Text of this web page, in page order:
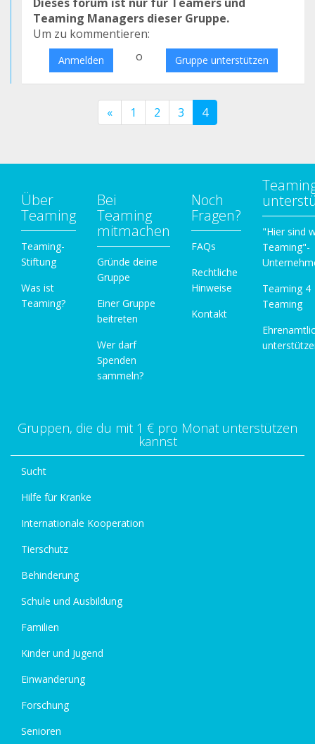
Teaming Managers dieser Gruppe.
Um zu kommentieren:
Anmelden o Gruppe unterstützen
« 1 2 3 4
Über
Teaming
Teaming-
Stiftung
Was ist
Teaming?
Bei
Teaming
mitmachen
Gründe deine
Gruppe
Einer Gruppe
beitreten
Wer darf
Spenden
sammeln?
Noch
Fragen?
FAQs
Rechtliche
Hinweise
Kontakt
"Hier sind
Teaming"-
Teaming 4
Teaming
Gruppen, die du mit 1 € pro Monat unterstützen
kannst
Sucht
Hilfe für Kranke
Internationale Kooperation
Tierschutz
Behinderung
Schule und Ausbildung
Familien
Kinder und Jugend
Einwanderung
Forschung
Senioren